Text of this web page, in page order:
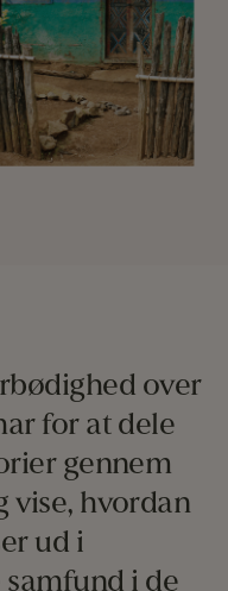
over
for at dele
gennem
vise, hvordan
ud i
i de